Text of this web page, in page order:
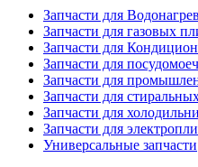
Запчасти для
Запчасти для газовых
Запчасти для
Запчасти для
Запчасти для
Запчасти для
Запчасти для
Запчасти для
Универсальные запчасти